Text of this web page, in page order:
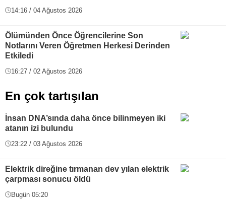
14:16 / 04 Ağustos 2026
Ölümünden Önce Öğrencilerine Son
Notlarını Veren Öğretmen Herkesi Derinden
Etkiledi
16:27 / 02 Ağustos 2026
En çok tartışılan
İnsan DNA’sında daha önce bilinmeyen iki
atanın izi bulundu
23:22 / 03 Ağustos 2026
Elektrik direğine tırmanan dev yılan elektrik
çarpması sonucu öldü
Bugün 05:20